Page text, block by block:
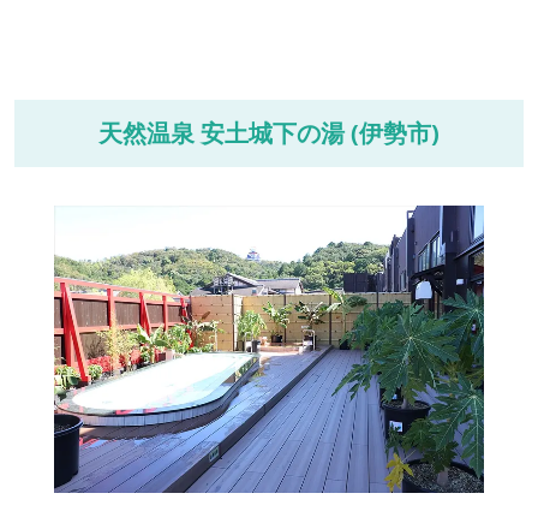
天然温泉 安土城下の湯 (伊勢市)